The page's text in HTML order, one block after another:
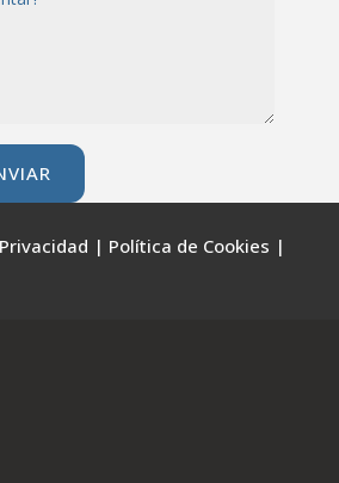
| Política de Cookies |